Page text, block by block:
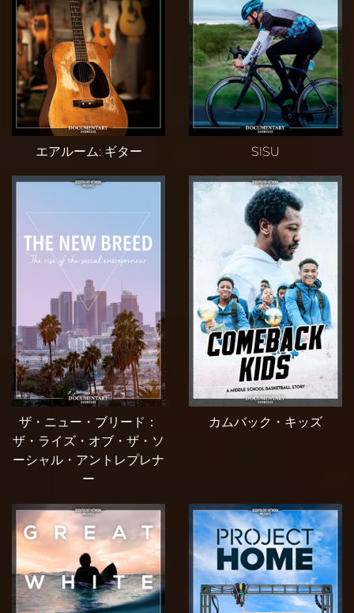
エアルーム: ギター SISU
ザ・ニュー・ブリード：
ザ・ライズ・オブ・ザ・ソ
ーシャル・アントレプレナ
ー
カムバック・キッズ